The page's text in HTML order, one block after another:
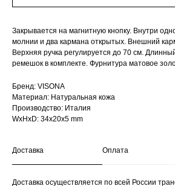
Закрывается на магнитную кнопку. Внутри
молнии и два кармана открытых. Внешний
Верхняя ручка регулируется до 70 см.
ремешок в комплекте. Фурнитура матовое
Бренд: VISONA
Материал: Натуральная кожа
Производство: Италия
WxHxD: 34x20x5 mm
Доставка Оплата
Доставка осуществляется по всей России